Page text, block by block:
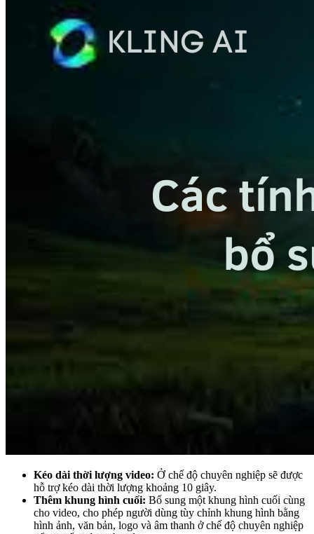
Kéo dài thời lượng video: Ở chế độ chuyên nghiệp sẽ được
hỗ trợ kéo dài thời lượng khoảng 10 giây.
Thêm khung hình cuối: Bổ sung một khung hình cuối cùng
cho video, cho phép người dùng tùy chỉnh khung hình bằng
hình ảnh, văn bản, logo và âm thanh ở chế độ chuyên nghiệp